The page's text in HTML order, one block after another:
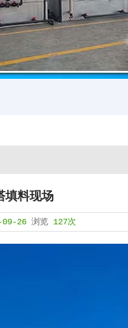
填料现场
09-26浏览 127次